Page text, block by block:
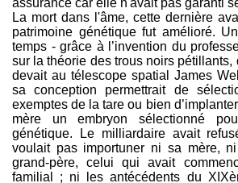
assurance car elle n'avait pas garanti
La mort dans l'âme, cette dernière
patrimoine génétique fut amélioré.
temps - grâce à l’invention du
sur la théorie des trous noirs pétillants,
devait au télescope spatial James
sa conception permettrait de
exemptes de la tare ou bien
mère un embryon sélectionné
génétique. Le milliardaire avait
voulait pas importuner ni sa mère,
grand-père, celui qui avait
familial ; ni les antécédents du